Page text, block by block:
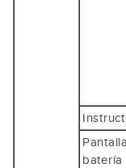
batería